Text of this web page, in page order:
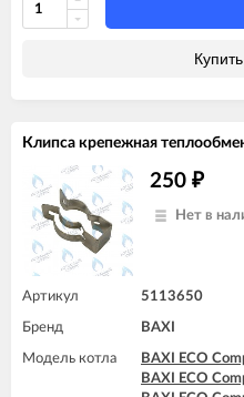
BAXI ECO-3
BAXI ECO-3
BAXI LUNA-3
BAXI LUNA-3
BAXI LUNA-3
BAXI LUNA-3
BAXI MAIN 18
BAXI MAIN 24 i
BAXI MAIN
Клипса крепежная
250 ₽
Нет в
Артикул 5113650
Бренд BAXI
Модель котла
BAXI ECO
BAXI ECO